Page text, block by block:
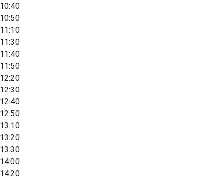
10:40
10:50
11:10
11:30
11:40
11:50
12:20
12:30
12:40
12:50
13:10
13:20
13:30
14:00
14:20